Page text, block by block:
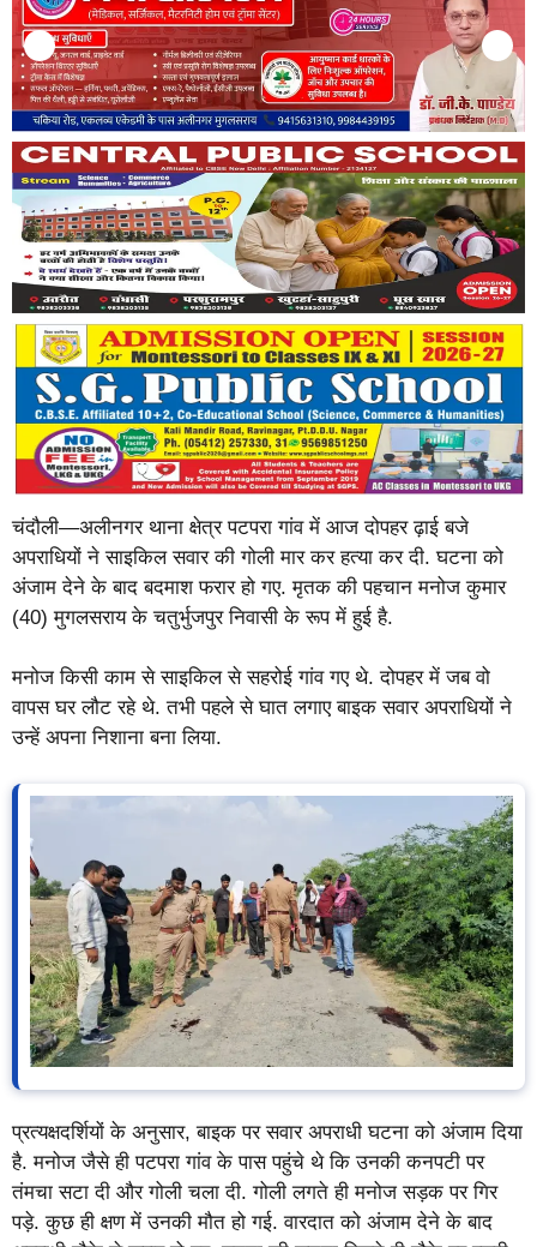
चंदौली—अलीनगर थाना क्षेत्र पटपरा गांव में आज दोपहर ढ़ाई बजे
अपराधियों ने साइकिल सवार की गोली मार कर हत्या कर दी. घटना को
अंजाम देने के बाद बदमाश फरार हो गए. मृतक की पहचान मनोज कुमार
(40) मुगलसराय के चतुर्भुजपुर निवासी के रूप में हुई है.
मनोज किसी काम से साइकिल से सहरोई गांव गए थे. दोपहर में जब वो
वापस घर लौट रहे थे. तभी पहले से घात लगाए बाइक सवार अपराधियों ने
उन्हें अपना निशाना बना लिया.
प्रत्यक्षदर्शियों के अनुसार, बाइक पर सवार अपराधी घटना को अंजाम दिया
है. मनोज जैसे ही पटपरा गांव के पास पहुंचे थे कि उनकी कनपटी पर
तंमचा सटा दी और गोली चला दी. गोली लगते ही मनोज सड़क पर गिर
पड़े. कुछ ही क्षण में उनकी मौत हो गई. वारदात को अंजाम देने के बाद